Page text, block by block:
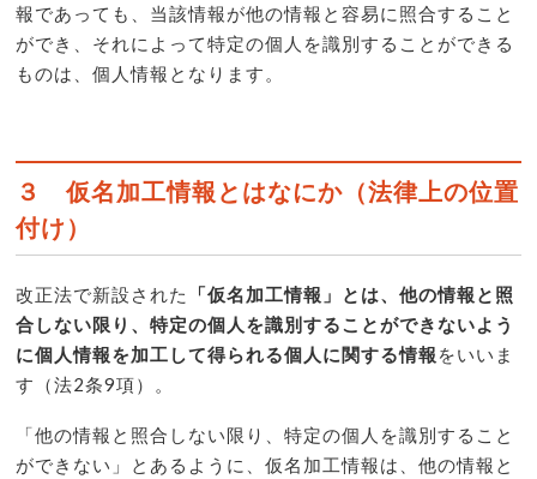
報であっても、当該情報が他の情報と容易に照合すること
ができ、それによって特定の個人を識別することができる
ものは、個人情報となります。
３ 仮名加工情報とはなにか（法律上の位置
付け）
改正法で新設された
「仮名加工情報」とは、他の情報と照
合しない限り、特定の個人を識別することができないよう
に個人情報を加工して得られる個人に関する情報 をいいま
す（法2条9項）。
「他の情報と照合しない限り、特定の個人を識別すること
ができない」とあるように、仮名加工情報は、他の情報と